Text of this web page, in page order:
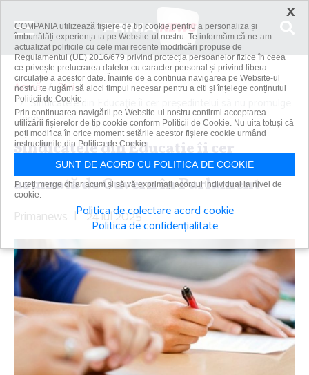
Acasă
Știri
Sindicatele din Educaţie îi cer preşedintelui să nu promulge
legea...
Sindicatele din Educaţie îi cer
preşedintelui să nu promulge legea
asumată de Guvern în Parlament
Primanews | 24 iul 2025
×
COMPANIA utilizează fişiere de tip cookie pentru a personaliza și
îmbunătăți experiența ta pe Website-ul nostru. Te informăm că ne-am
actualizat politicile cu cele mai recente modificări propuse de
Regulamentul (UE) 2016/679 privind protecția persoanelor fizice în ceea
ce privește prelucrarea datelor cu caracter personal și privind libera
circulație a acestor date. Înainte de a continua navigarea pe Website-ul
nostru te rugăm să aloci timpul necesar pentru a citi și înțelege conținutul
Politicii de Cookie.
Prin continuarea navigării pe Website-ul nostru confirmi acceptarea
utilizării fişierelor de tip cookie conform Politicii de Cookie. Nu uita totuși că
poți modifica în orice moment setările acestor fişiere cookie urmând
instrucțiunile din Politica de Cookie.
SUNT DE ACORD CU POLITICA DE COOKIE
Puteți merge chiar acum și să vă exprimați acordul individual la nivel de
cookie:
Politica de colectare acord cookie
Politica de confidențialitate